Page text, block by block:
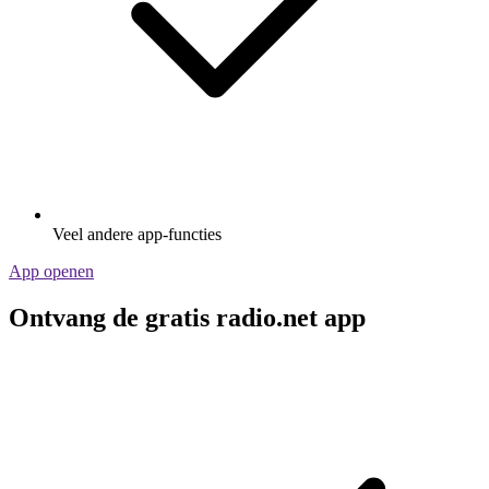
Veel andere app-functies
App openen
Ontvang de gratis radio.net app